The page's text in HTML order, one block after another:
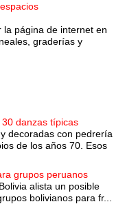
la página de internet en
graderías y
danzas típicas
decoradas con pedrería
de los años 70. Esos
grupos peruanos
alista un posible
bolivianos para fr...